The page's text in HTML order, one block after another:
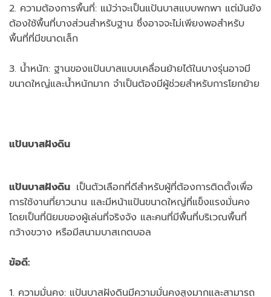
2. ความต้องการพื้นที่: แม้ว่าจะเป็นแป้นบาสแบบพกพา แต่มันยัง
ต้องใช้พื้นที่บางส่วนสำหรับฐาน ซึ่งอาจจะไม่เพียงพอสำหรับ
พื้นที่ที่มีขนาดเล็ก
3. น้ำหนัก: ฐานของแป้นบาสแบบเคลื่อนย้ายได้ในบางรุ่นอาจมี
ขนาดใหญ่และน้ำหนักมาก จำเป็นต้องมีผู้ช่วยสำหรับการโยกย้าย
แป้นบาสฝังดิน
แป้นบาสฝังดิน เป็นตัวเลือกที่ดีสำหรับผู้ที่ต้องการติดตั้งเพื่อ
การใช้งานที่ยาวนาน และมีหน้าแป้นขนาดใหญ่ที่แข็งแรงมั่นคง
โดยเป็นที่นิยมของผู้เล่นที่จริงจัง และคนที่มีพื้นที่บริเวณพื้นที่
กว้างขวาง หรือมีสนามบาสเกตบอล
ข้อดี:
1. ความมั่นคง: แป้นบาสฝังดินมีความมั่นคงสูงมากและสามารถ